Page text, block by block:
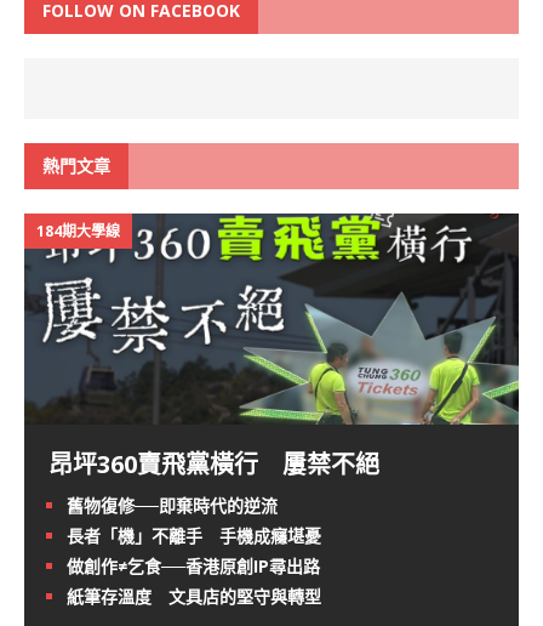
FOLLOW ON FACEBOOK
熱門文章
184期大學線
昂坪360賣飛黨橫行 屢禁不絕
舊物復修──即棄時代的逆流
長者「機」不離手 手機成癮堪憂
做創作≠乞食──香港原創IP尋出路
紙筆存溫度 文具店的堅守與轉型